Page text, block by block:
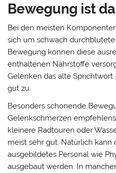
Bewegung ist
Bei den meisten
sich um schwach
Bewegung können diese
enthaltenen Nährstoffe
Gelenken das alte Sprichtwort
gut zu.
Besonders schonende
Gelenkschmerzen
kleinere Radtouren oder
meist sehr gut. Natürlich kann
ausgebildetes Personal wie
ausgebaut werden. In